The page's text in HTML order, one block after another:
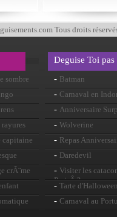
Tous droits
sombre
capitaine
crÃ¨me
Deguise Toi pas
- Batman
- Carnaval en
- Anniversaire
- Wolverine
- Repas
- Daredevil
- Visiter les
ParisÂ ?
- Tarte
- Carnaval au